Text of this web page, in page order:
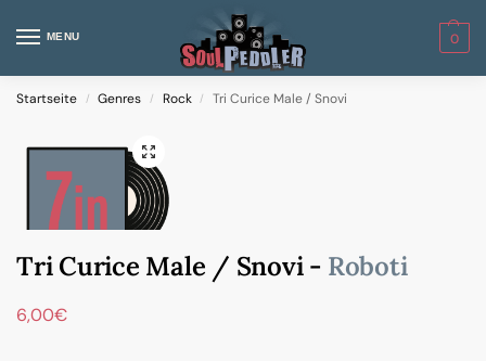
MENU 0
Startseite / Genres / Rock / Tri Curice Male / Snovi
Tri Curice Male / Snovi - Roboti
6,00€